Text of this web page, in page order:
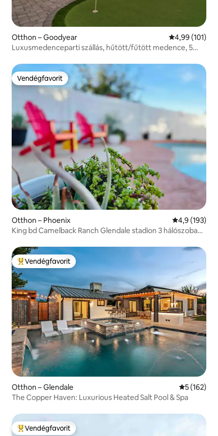
Otthon – Goodyear Átlagos
4,99 (101)
Luxusmedenceparti szállás, hűtött/fűtött medence, 5
Vendégfavorit
Vendégfavorit
Otthon – Phoenix Átlagos
4,9 (193)
King bd Camelback Ranch Glendale stadion 3 hálószoba
Kiemelt vendégfavorit
Vendégfavorit
Otthon – Glendale Átlagos
5 (162)
The Copper Haven: Luxurious Heated Salt Pool & Spa
Kiemelt vendégfavorit
Vendégfavorit